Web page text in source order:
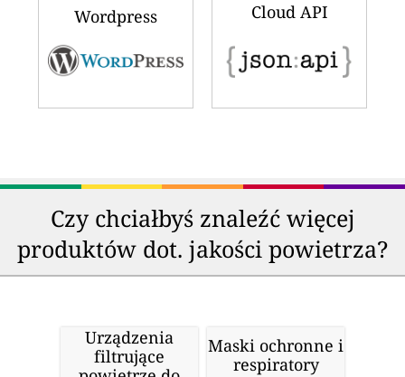
Wordpress Cloud API
Czy chciałbyś znaleźć więcej
produktów dot. jakości powietrza?
Urządzenia
filtrujące
Maski ochronne i
respiratory